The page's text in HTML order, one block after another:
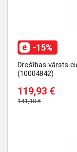
Drošības vārsts
(10004842)
119,93 €
141,10 €
-15%